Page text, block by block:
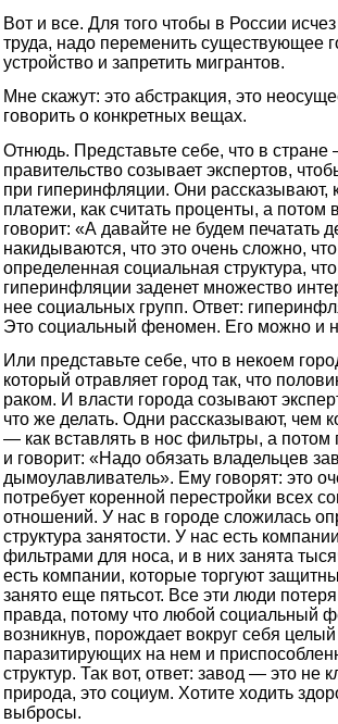
Вот и все. Для того чтобы в России
труда, надо переменить существующее
устройство и запретить мигрантов.
Мне скажут: это абстракция, это
говорить о конкретных вещах.
Отнюдь. Представьте себе, что в
правительство созывает экспертов,
при гиперинфляции. Они рассказывают,
платежи, как считать проценты, а потом
говорит: «А давайте не будем печатать
накидываются, что это очень сложно,
определенная социальная структура,
гиперинфляции заденет множество
нее социальных групп. Ответ:
Это социальный феномен. Его можно и
Или представьте себе, что в некоем
который отравляет город так, что
раком. И власти города созывают
что же делать. Одни рассказывают, чем
— как вставлять в нос фильтры, а потом
и говорит: «Надо обязать владельцев
дымоулавливатель». Ему говорят: это
потребует коренной перестройки всех
отношений. У нас в городе сложилась
структура занятости. У нас есть
фильтрами для носа, и в них занята
есть компании, которые торгуют
занято еще пятьсот. Все эти люди
правда, потому что любой социальный
возникнув, порождает вокруг себя целый
паразитирующих на нем и
структур. Так вот, ответ: завод — это не
природа, это социум. Хотите ходить
выбросы.